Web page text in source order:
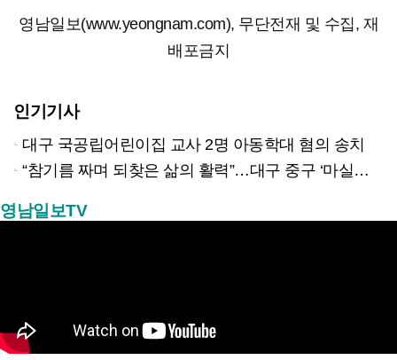
영남일보(www.yeongnam.com), 무단전재 및 수집, 재
배포금지
인기기사
대구 국공립어린이집 교사 2명 아동학대 혐의 송치
“참기름 짜며 되찾은 삶의 활력”…대구 중구 ‘마실방앗간’ 어르신들의 인생 2막
영남일보TV